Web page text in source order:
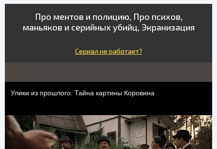
Про ментов и полицию, Про психов,
маньяков и серийных убийц, Экранизация
Сериал не работает?